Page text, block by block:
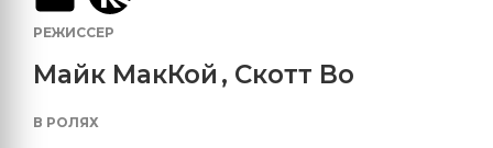
РЕЖИССЕР
Майк МакКой , Скотт Во
В РОЛЯХ